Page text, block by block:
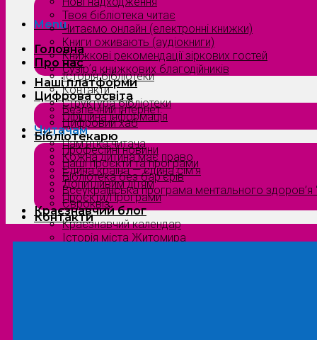
Menu
Головна
Про нас
Історія бібліотеки
Контакти
Структура бібліотеки
Офіційна інформація
Читачам
Пам’ятка читача
Кожна дитина має право
Єдина країна — єдина сім’я
Допитливим дітям
Проєкти/Програми
Краєзнавчий блог
Краєзнавчий календар
Історія міста Житомира
Твоя бібліотека читає
Читаємо онлайн (електронні книжки)
Книги оживають (аудіокниги)
Книжкові рекомендації зіркових гостей
Сузірʼя книжкових благодійників
Наші платформи
Цифрова освіта
Безпечний інтернет
Цифровий хаб
Бібліотекарю
Професійні новини
Наші проєкти та програми
Бібліотека без бар’єрів
Всеукраїнська програма ментального здоров’я
Євроквіз
Контакти